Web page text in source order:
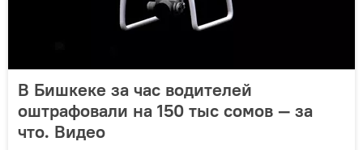
В Бишкеке за час водителей
оштрафовали на 150 тыс сомов — за
что. Видео